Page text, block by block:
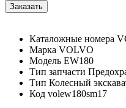
Каталожные номера
Марка VOLVO
Модель EW180
Тип запчасти
Тип Колесный
Код volew180sm17